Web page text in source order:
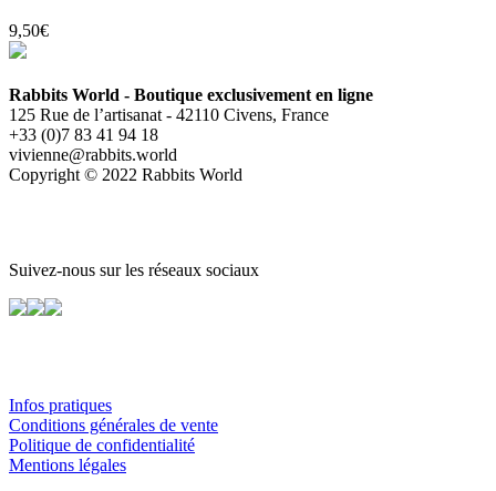
9,50€
Rabbits World - Boutique exclusivement en ligne
125 Rue de l’artisanat - 42110 Civens, France
+33 (0)7 83 41 94 18
vivienne@rabbits.world
Copyright © 2022 Rabbits World
Suivez-nous sur les réseaux sociaux
Infos pratiques
Conditions générales de vente
Politique de confidentialité
Mentions légales